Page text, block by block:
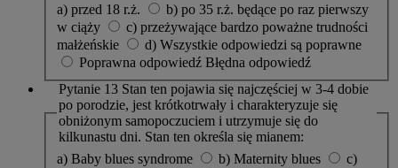
a) przed 18 r.ż.
b) po 35 r.ż. będące po raz pierwszy
w ciąży
c) przeżywające bardzo poważne trudności
małżeńskie
d) Wszystkie odpowiedzi są poprawne
Poprawna odpowiedź Błędna odpowiedź
Pytanie 13 Stan ten pojawia się najczęściej w 3-4 dobie
po porodzie, jest krótkotrwały i charakteryzuje się
obniżonym samopoczuciem i utrzymuje się do
kilkunastu dni. Stan ten określa się mianem:
a) Baby blues syndrome
b) Maternity blues
c)